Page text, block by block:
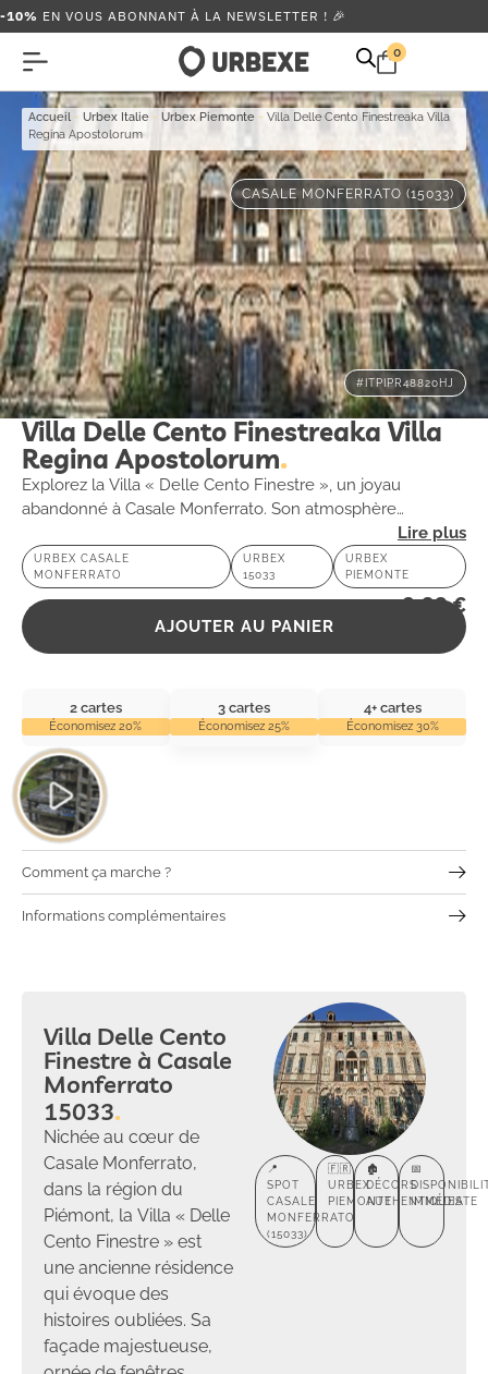
-10% EN VOUS ABONNANT À LA NEWSLETTER ! 🎉
0
Accueil - Urbex Italie - Urbex Piemonte - Villa Delle Cento Finestreaka Villa
Regina Apostolorum
CASALE MONFERRATO (15033)
#ITPIPR48820HJ
Villa Delle Cento Finestreaka Villa
Regina Apostolorum
Explorez la Villa « Delle Cento Finestre », un joyau
abandonné à Casale Monferrato. Son atmosphère
envoûtante et son architecture mystérieuse vous
transporteront dans un autre temps. 👻
URBEX CASALE
MONFERRATO
URBEX
15033
URBEX
PIEMONTE
2,99€
AJOUTER AU PANIER
2 cartes
Économisez 20%
3 cartes
Économisez 25%
4+ cartes
Économisez 30%
Comment ça marche ?
Informations complémentaires
Villa Delle Cento
Finestre à Casale
Monferrato
15033
Nichée au cœur de
Casale Monferrato,
dans la région du
Piémont, la Villa « Delle
Cento Finestre » est
une ancienne résidence
qui évoque des
histoires oubliées. Sa
façade majestueuse,
📍
SPOT
CASALE
MONFERRATO
(15033)
🇫🇷
URBEX
PIEMONTE
🏚️
DÉCORS
AUTHENTIQUES
📅
IMMÉDIATE